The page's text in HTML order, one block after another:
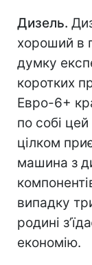
Дизель.
хороший в
думку
коротких
Евро-6+
по собі
цілком
машина з
випадку
родині
економію.